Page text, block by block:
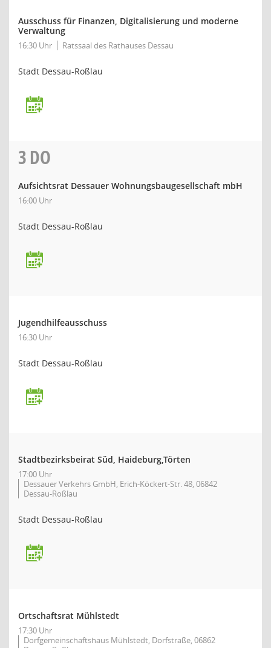
Ausschuss für Finanzen, Digitalisierung und moderne
Verwaltung
16:30 Uhr Ratssaal des Rathauses Dessau
Stadt Dessau-Roßlau
3DO
Aufsichtsrat Dessauer Wohnungsbaugesellschaft mbH
16:00 Uhr
Stadt Dessau-Roßlau
Jugendhilfeausschuss
16:30 Uhr
Stadt Dessau-Roßlau
Stadtbezirksbeirat Süd, Haideburg,Törten
17:00 Uhr
Dessauer Verkehrs GmbH, Erich-Köckert-Str. 48, 06842
Dessau-Roßlau
Stadt Dessau-Roßlau
Ortschaftsrat Mühlstedt
17:30 Uhr
Dorfgemeinschaftshaus Mühlstedt, Dorfstraße, 06862